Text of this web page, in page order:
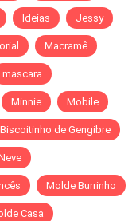
Ideias Jessy
Macramê
mascara
Minnie Mobile
de Gengibre
Molde Burrinho
Casa